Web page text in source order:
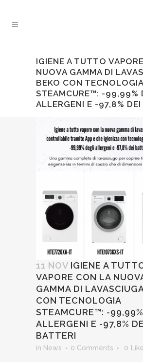
IGIENE A TUTTO
NUOVA GAMMA DI
BEKO CON TECNOLOGIA
STEAMCURE™: -99,99%
ALLERGENI E -97,8%
11 NOV IGIENE A
VAPORE CON LA
GAMMA DI
CON TECNOLOGIA
STEAMCURE™: -
ALLERGENI E -97,8%
BATTERI
in News 0 Comments 0